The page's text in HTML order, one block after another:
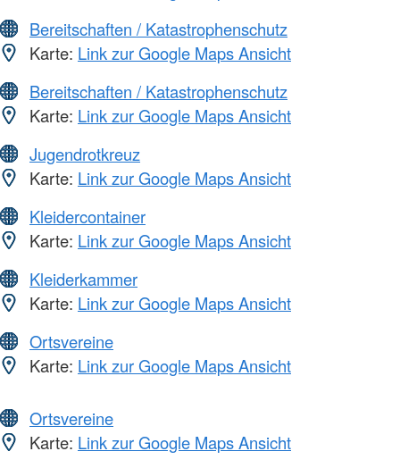
Bereitschaften / Katastrophenschutz
Karte: Link zur Google Maps Ansicht
Bereitschaften / Katastrophenschutz
Karte: Link zur Google Maps Ansicht
Jugendrotkreuz
Karte: Link zur Google Maps Ansicht
Kleidercontainer
Karte: Link zur Google Maps Ansicht
Kleiderkammer
Karte: Link zur Google Maps Ansicht
Ortsvereine
Karte: Link zur Google Maps Ansicht
Ortsvereine
Karte: Link zur Google Maps Ansicht